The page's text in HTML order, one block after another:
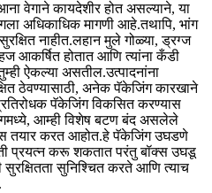
वेगाने कायदेशीर होत असल्याने, या
अधिकाधिक मागणी आहे.तथापि, भांग
नाहीत.लहान मुले गोळ्या, ड्रग्ज
आकर्षित होतात आणि त्यांना कँडी
ऐकल्या असतील.उत्पादनांना
ठेवण्यासाठी, अनेक पॅकेजिंग कारखाने
पॅकेजिंग विकसित करण्यास
आम्ही विशेष बटण बंद असलेले
तयार करत आहोत.हे पॅकेजिंग उघडणे
प्रयत्न करू शकतात परंतु बॉक्स उघडू
सुनिश्चित करते आणि त्याच